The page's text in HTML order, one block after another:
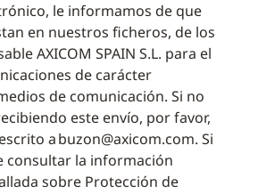
le informamos de que
en nuestros ficheros, de los
AXICOM SPAIN S.L. para el
de carácter
de comunicación. Si no
este envío, por favor,
a buzon@axicom.com. Si
consultar la información
sobre Protección de